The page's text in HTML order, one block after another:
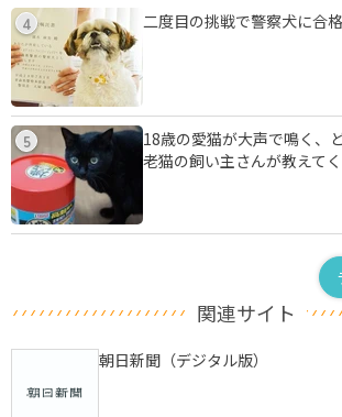
4 二度目の挑戦で警察犬に合
5
18歳の愛猫が大声で鳴く、
老猫の飼い主さんが教えて
関連サイト
朝日新聞（デジタル版）